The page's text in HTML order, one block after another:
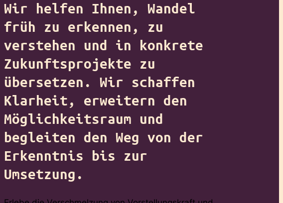
Wir helfen Ihnen, Wandel
früh zu erkennen, zu
verstehen und in konkrete
Zukunftsprojekte zu
übersetzen. Wir schaffen
Klarheit, erweitern den
Möglichkeitsraum und
begleiten den Weg von der
Erkenntnis bis zur
Umsetzung.